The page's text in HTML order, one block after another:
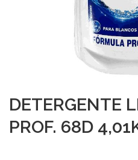
DETERGENTE
PROF. 68D